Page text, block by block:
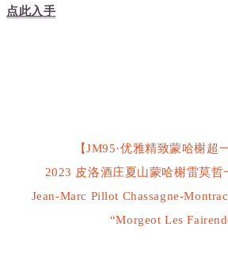
点此入手
【JM95·优雅精致蒙哈榭超
2023 皮洛酒庄夏山蒙哈榭雷莫哲
Jean-Marc Pillot Chassagne-
“Morgeot Les